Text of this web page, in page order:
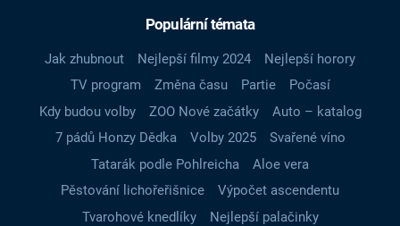
Populární témata
Jak zhubnout Nejlepší filmy 2024
Nejlepší horory
TV program
Změna času Partie
Počasí
Kdy budou volby
ZOO Nové začátky
Auto – katalog
7 pádů Honzy Dědka
Volby 2025
Svařené víno
Tatarák podle Pohlreicha
Aloe vera
Pěstování lichořeřišnice
Výpočet ascendentu
Tvarohové knedlíky
Nejlepší palačinky